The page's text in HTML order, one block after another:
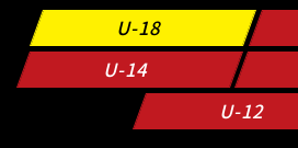
U-18
U-14
U-12